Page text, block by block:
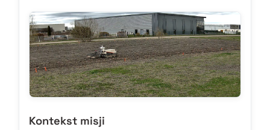
Kontekst misji